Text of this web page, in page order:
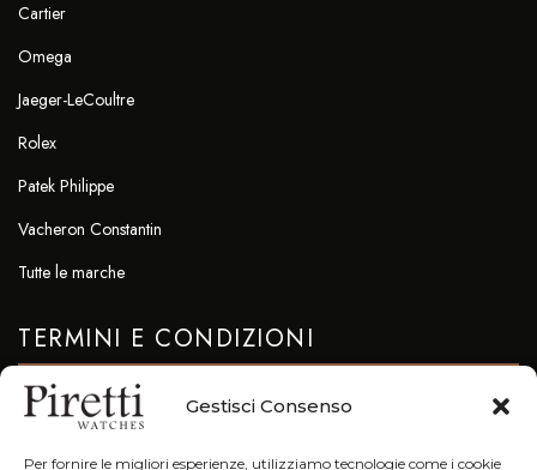
Gestisci Consenso
Per fornire le migliori esperienze, utilizziamo tecnologie come i cookie
Cartier
Omega
Jaeger-LeCoultre
Rolex
Patek Philippe
Vacheron Constantin
Tutte le marche
TERMINI E CONDIZIONI
Privacy & Cookie Policy